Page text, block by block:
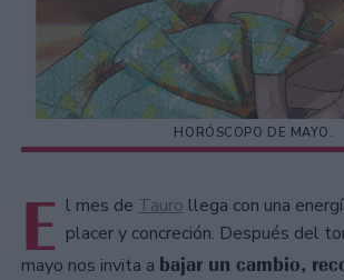
HORÓSCOPO DE MAYO.
E l mes de Tauro llega con una
placer y concreción. Después del
mayo nos invita a bajar un cambio,